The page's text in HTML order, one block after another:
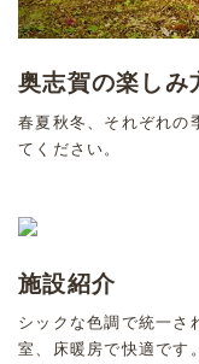
奥志賀の楽しみ
春夏秋冬、それぞれの
てください。
施設紹介
シックな色調で統一さ
室、床暖房で快適です。